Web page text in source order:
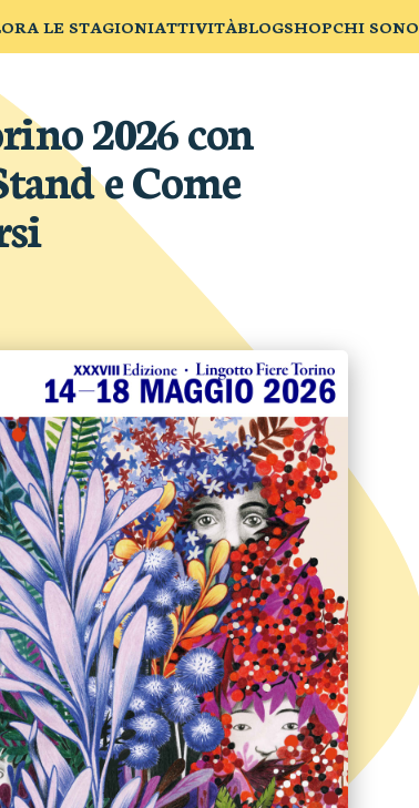
LE STAGIONIATTIVITÀBLOGSHOPCHI SONO
2026 con
e Come